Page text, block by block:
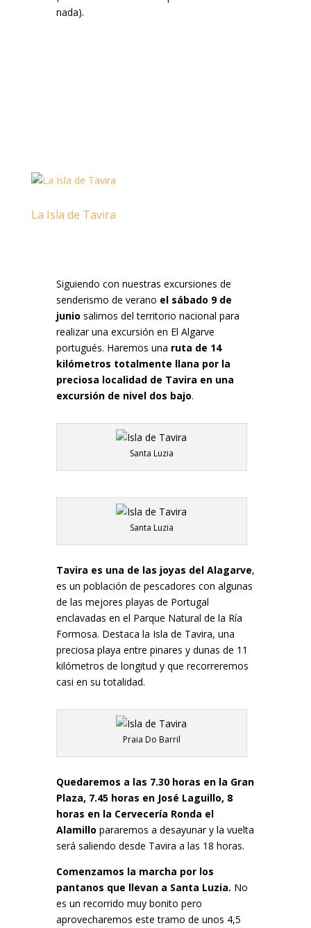
nada).
La Isla de Tavira
Siguiendo con nuestras excursiones de
senderismo de verano el sábado 9 de
junio salimos del territorio nacional para
realizar una excursión en El Algarve
portugués. Haremos una ruta de 14
kilómetros totalmente llana por la
preciosa localidad de Tavira en una
excursión de nivel dos bajo.
Santa Luzia
Santa Luzia
Tavira es una de las joyas del Alagarve,
es un población de pescadores con algunas
de las mejores playas de Portugal
enclavadas en el Parque Natural de la Ría
Formosa. Destaca la Isla de Tavira, una
preciosa playa entre pinares y dunas de 11
kilómetros de longitud y que recorreremos
casi en su totalidad.
Praia Do Barril
Quedaremos a las 7.30 horas en la Gran
Plaza, 7.45 horas en José Laguillo, 8
horas en la Cervecería Ronda el
Alamillo pararemos a desayunar y la vuelta
será saliendo desde Tavira a las 18 horas.
Comenzamos la marcha por los
pantanos que llevan a Santa Luzia. No
es un recorrido muy bonito pero
aprovecharemos este tramo de unos 4,5